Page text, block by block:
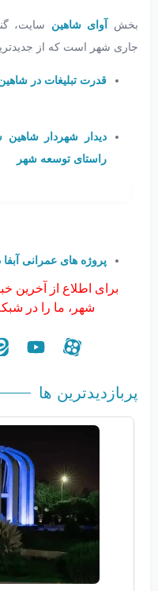
بخش‌ آوای شاهین سایت،
جاری شهر است که از
قدرت تبلیغات در
دیدار شهردار شاهین
راستای توسعه شهر
پروژه های عمرانی
برای اطلاع از آخرین
شهر، ما را در
پربازدیدترین ها